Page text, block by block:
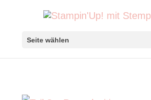
Seite wählen